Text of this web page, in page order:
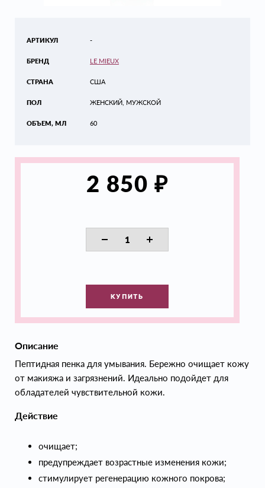
АРТИКУЛ
БРЕНД
СТРАНА
ПОЛ
ОБЪЕМ, МЛ
-
LE MIEUX
США
ЖЕНСКИЙ, МУЖСКОЙ
60
2 850 ₽
КУПИТЬ
Описание
Пептидная пенка для умывания. Бережно очищает кожу
от макияжа и загрязнений. Идеально подойдет для
обладателей чувствительной кожи.
Действие
очищает;
предупреждает возрастные изменения кожи;
стимулирует регенерацию кожного покрова;